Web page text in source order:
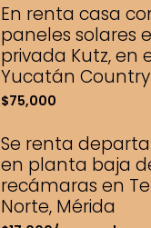
En renta casa
paneles solares
privada Kutz, en
Yucatán
$75,000
Se renta
en planta baja
recámaras en
Norte, Mérida